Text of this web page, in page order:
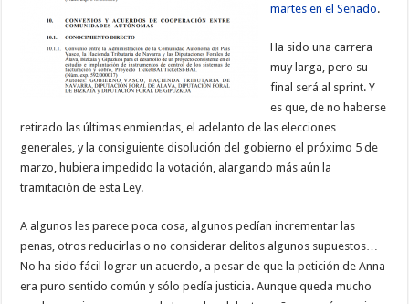
martes en el Senado.
Ha sido una carrera
muy larga, pero su
final será al sprint. Y
es que, de no haberse
retirado las últimas enmiendas, el adelanto de las elecciones
generales, y la consiguiente disolución del gobierno el próximo 5 de
marzo, hubiera impedido la votación, alargando más aún la
tramitación de esta Ley.
A algunos les parece poca cosa, algunos pedían incrementar las
penas, otros reducirlas o no considerar delitos algunos supuestos…
No ha sido fácil lograr un acuerdo, a pesar de que la petición de Anna
era puro sentido común y sólo pedía justicia. Aunque queda mucho